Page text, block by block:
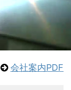
会社案内PDF